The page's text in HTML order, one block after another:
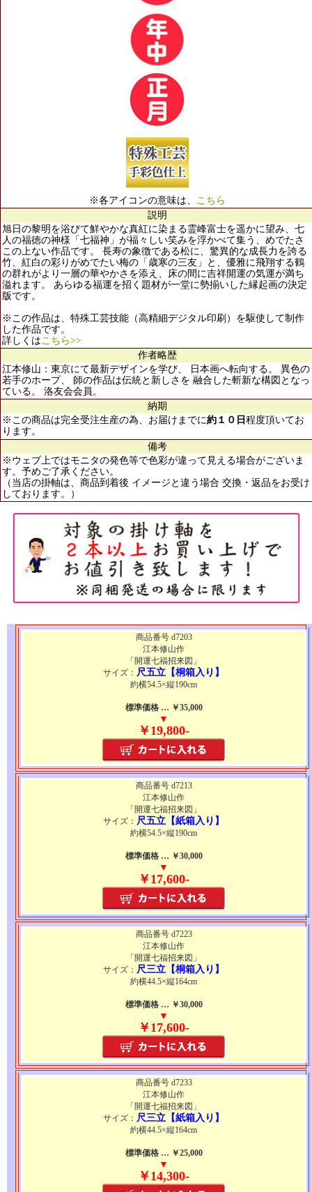
※各アイコンの意味は、 こちら
説明
旭日の黎明を浴びて鮮やかな真紅に染まる霊峰富士を遥かに望み、七
人の福徳の神様「七福神」が福々しい笑みを浮かべて集う、めでたさ
この上ない作品です。 長寿の象徴である松に、驚異的な成長力を誇る
竹、紅白の彩りがめでたい梅の「歳寒の三友」と、優雅に飛翔する鶴
の群れがより一層の華やかさを添え、床の間に吉祥開運の気運が満ち
溢れます。 あらゆる福運を招く題材が一堂に勢揃いした縁起画の決定
版です。
※この作品は、特殊工芸技能（高精細デジタル印刷）を駆使して制作
した作品です。
詳しくはこちら>>
作者略歴
江本修山：東京にて最新デザインを学び、 日本画へ転向する。 異色の
若手のホープ、 師の作品は伝統と新しさを 融合した斬新な構図となっ
ている。 洛友会会員。
納期
※この商品は完全受注生産の為、お届けまでに約１０日 程度頂いてお
ります。
備考
※ウェブ上ではモニタの発色等で色彩が違って見える場合がございま
す。予めご了承ください。
（当店の掛軸は、商品到着後 イメージと違う場合 交換・返品をお受け
しております。）
商品番号 d7203
江本修山作
「開運七福招来図」
サイズ： 尺五立【桐箱入り】
約横54.5×縦190cm
標準価格 … ￥35,000
▼
￥19,800-
商品番号 d7213
江本修山作
「開運七福招来図」
サイズ： 尺五立【紙箱入り】
約横54.5×縦190cm
標準価格 … ￥30,000
▼
￥17,600-
商品番号 d7223
江本修山作
「開運七福招来図」
サイズ： 尺三立【桐箱入り】
約横44.5×縦164cm
標準価格 … ￥30,000
▼
￥17,600-
商品番号 d7233
江本修山作
「開運七福招来図」
サイズ： 尺三立【紙箱入り】
約横44.5×縦164cm
標準価格 … ￥25,000
▼
￥14,300-